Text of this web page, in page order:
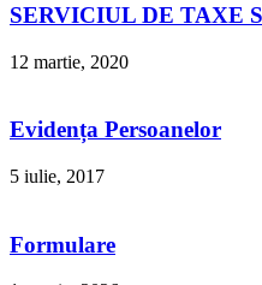
SERVICIUL DE TAXE
12 martie, 2020
Evidența Persoanelor
5 iulie, 2017
Formulare